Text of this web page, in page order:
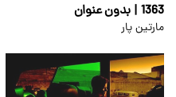
1363 | بدون عنوان
مارتین پار